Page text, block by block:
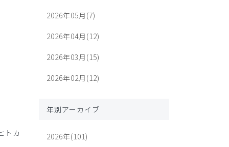
トカ
2026年05月(7)
2026年04月(12)
2026年03月(15)
2026年02月(12)
年別アーカイブ
2026年(101)